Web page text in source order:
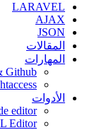
Git &
Online code
HTML